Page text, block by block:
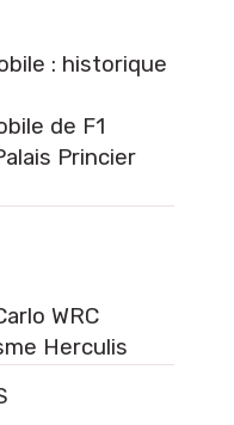
: historique
de F1
Princier
WRC
Herculis